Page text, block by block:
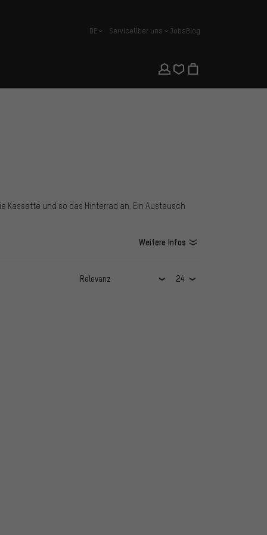
Deutsch
DE ServiceÜber uns JobsBlog
Kassette und so das Hinterrad an. Ein Austausch
Weitere Infos